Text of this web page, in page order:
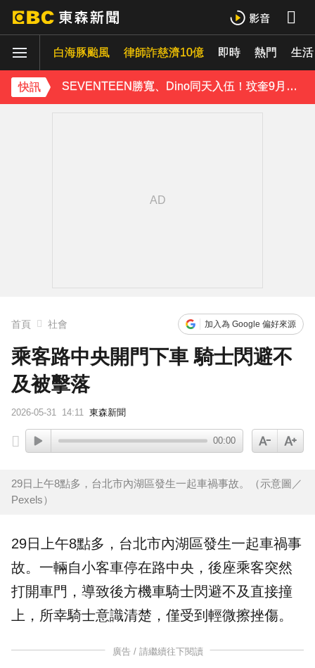
白海豚颱風 律師詐慈濟10億 即時 熱門 生活
快訊
富婆砸錢拍短劇塞60場吻戲！男星爆「開房被包養」 親上火線揭真相
SEVENTEEN勝寬、Dino同天入伍！玟奎9月服替代役
泰男團Dragon 5男星爆死訊！騎單車離家失聯 陳屍河中驚見「20公斤重物」
首頁 社會 加入為 Google 偏好來源
乘客路中央開門下車 騎士閃避不
及被擊落
2026-05-31 14:11 東森新聞
00:00
29日上午8點多，台北市內湖區發生一起車禍事故。（示意圖／
Pexels）
29日上午8點多， 台北市內湖 區發生一起車禍事
故。一輛自小客車停在路中央，後座乘客突然
打開車門 ，導致後方機車騎士閃避不及直接撞
上，所幸騎士意識清楚，僅受到輕微擦挫傷。
廣告 / 請繼續往下閱讀